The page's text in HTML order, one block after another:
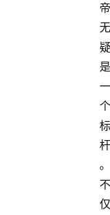
帝
无
疑
是
一
个
标
杆
。
不
仅